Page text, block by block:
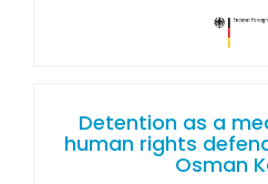
Detention as a
human rights
Osman